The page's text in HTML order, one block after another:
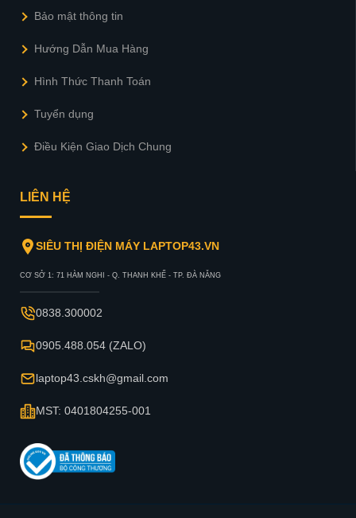
Bảo mật thông tin
Hướng Dẫn Mua Hàng
Hình Thức Thanh Toán
Tuyển dụng
Điều Kiện Giao Dịch Chung
LIÊN HỆ
SIÊU THỊ ĐIỆN MÁY LAPTOP43.VN
CƠ SỞ 1: 71 HÀM NGHI - Q. THANH KHẾ - TP. ĐÀ NẴNG
0838.300002
0905.488.054 (ZALO)
laptop43.cskh@gmail.com
MST: 0401804255-001